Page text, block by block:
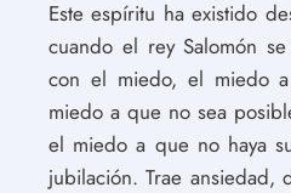
Este espíritu ha existido
cuando el rey Salomón
con el miedo, el miedo
miedo a que no sea
el miedo a que no haya
jubilación. Trae ansiedad,